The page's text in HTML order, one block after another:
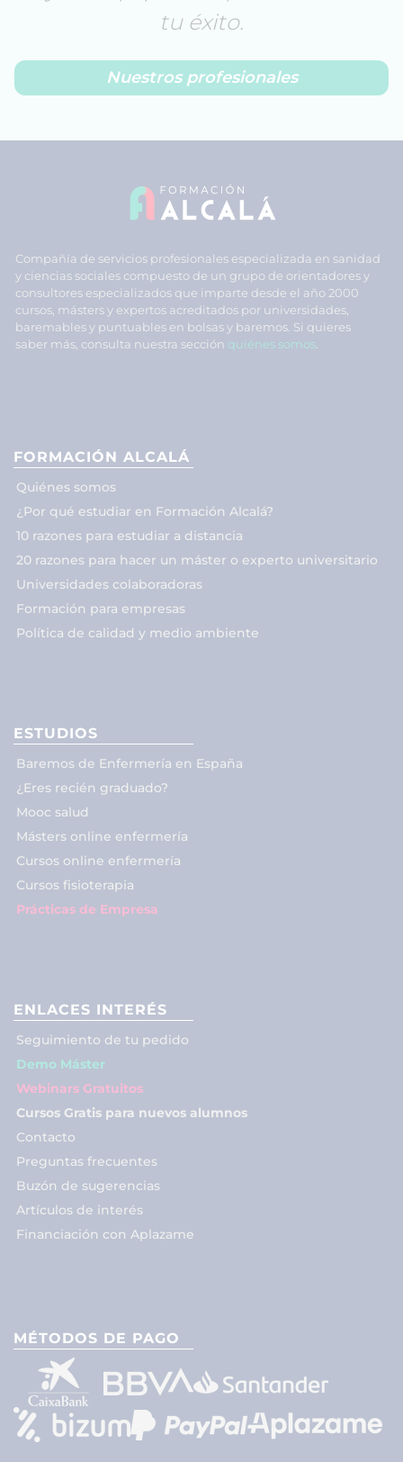
tu éxito.
Nuestros profesionales
Compañía de servicios profesionales especializada en sanidad
y ciencias sociales compuesto de un grupo de orientadores y
consultores especializados que imparte desde el año 2000
cursos, másters y expertos acreditados por universidades,
baremables y puntuables en bolsas y baremos. Si quieres
saber más, consulta nuestra sección quiénes somos
FORMACIÓN ALCALÁ
Quiénes somos
¿Por qué estudiar en Formación Alcalá?
10 razones para estudiar a distancia
20 razones para hacer un máster o experto universitario
Universidades colaboradoras
Formación para empresas
Política de calidad y medio ambiente
ESTUDIOS
Baremos de Enfermería en España
¿Eres recién graduado?
Mooc salud
Másters online enfermería
Cursos online enfermería
Cursos fisioterapia
Prácticas de Empresa
ENLACES INTERÉS
Seguimiento de tu pedido
Demo Máster
Webinars Gratuitos
Cursos Gratis para nuevos alumnos
Contacto
Preguntas frecuentes
Buzón de sugerencias
Artículos de interés
Financiación con Aplazame
MÉTODOS DE PAGO